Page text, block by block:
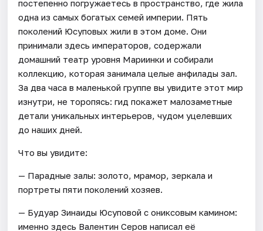
постепенно погружаетесь в пространство, где жила
одна из самых богатых семей империи. Пять
поколений Юсуповых жили в этом доме. Они
принимали здесь императоров, содержали
домашний театр уровня Мариинки и собирали
коллекцию, которая занимала целые анфилады зал.
За два часа в маленькой группе вы увидите этот мир
изнутри, не торопясь: гид покажет малозаметные
детали уникальных интерьеров, чудом уцелевших
до наших дней.
Что вы увидите:
— Парадные залы: золото, мрамор, зеркала и
портреты пяти поколений хозяев.
— Будуар Зинаиды Юсуповой с ониксовым камином:
именно здесь Валентин Серов написал её